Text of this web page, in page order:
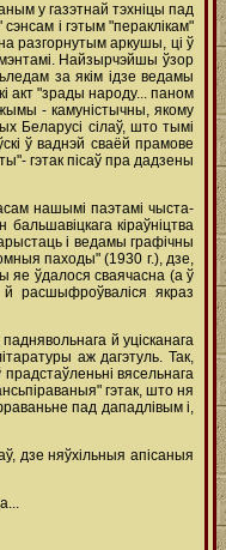
у газэтнай тэхніцы пад
сэнсам i гэтым "пераклікам"
разгорнутым аркушы, ці ў
Найзырчэйшы ўзор
за якім ідзе ведамы
акт "зрады народу... паном
- камуністычны, якому
Беларусі сілаў, што тымі
ў ваднэй сваёй прамове
гэтак пісаў пра дадзены
нашымі паэтамі чыста-
кіраўніцтва
i ведамы графічны
паходы" (1930 г.), дзе,
яе ўдалося сваячасна (а ў
расшыфроўваліся якраз
й уцісканага
аж дагэтуль. Так,
вясельнага
гэтак, што ня
пад дападлівым і,
дзе няўхільныя апісаныя